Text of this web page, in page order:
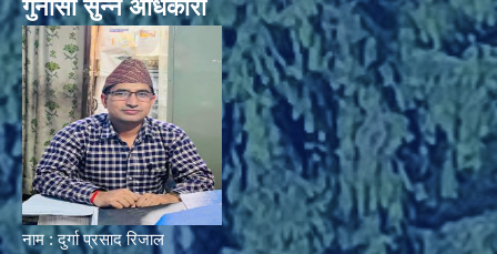
गुनासो सुन्ने अधिकारी
नाम : दुर्गा प्रसाद रिजाल